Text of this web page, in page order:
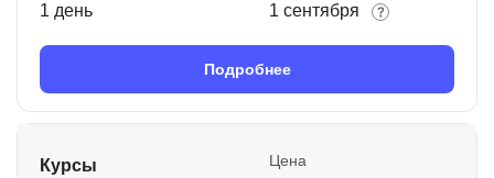
1 день 1 сентября
Подробнее
Курсы
Цена